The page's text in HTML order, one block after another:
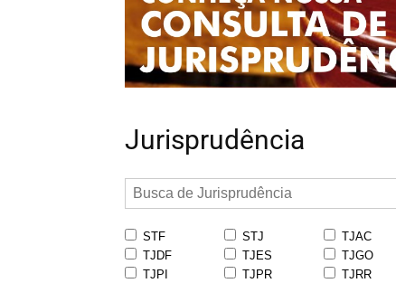
Jurisprudência
STF STJ TJAC
TJDF
TJES TJGO
TJPI
TJPR TJRR